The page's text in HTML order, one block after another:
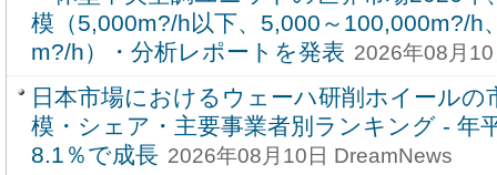
模（5,000m?/h以下、5,000～100,000m?/h
m?/h）・分析レポートを発表 2026年08月
日本市場におけるウェーハ研削ホイールの
模・シェア・主要事業者別ランキング - 年
8.1％で成長 2026年08月10日 DreamNews